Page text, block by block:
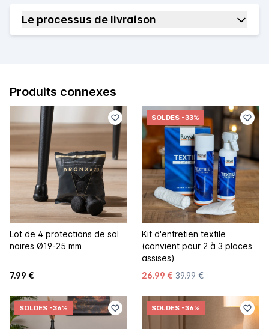
Le processus de livraison
Produits connexes
Lot de 4 protections de sol
noires Ø19-25 mm
7.99 €
SOLDES -33%
Kit d'entretien textile
(convient pour 2 à 3 places
assises)
26.99 € 39.99 €
SOLDES -36% SOLDES -36%